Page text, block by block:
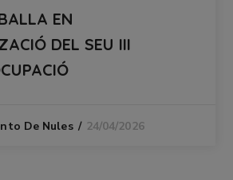
EN
DEL SEU III
De Nules 24/04/2026